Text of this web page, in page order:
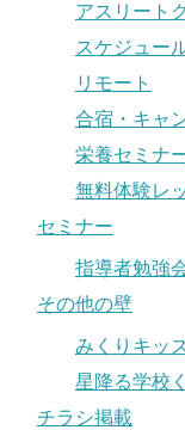
アスリート
スケジュー
リモート
合宿・キャ
栄養セミナ
無料体験レ
セミナー
指導者勉強
その他の壁
みくりキッ
星降る学校
チラシ掲載